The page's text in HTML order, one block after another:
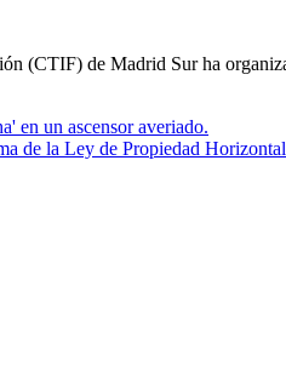
(CTIF) de Madrid Sur ha
de la Ley de Propiedad